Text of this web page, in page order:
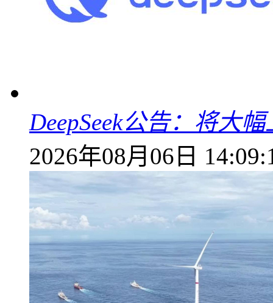
DeepSeek公告：将大
2026年08月06日